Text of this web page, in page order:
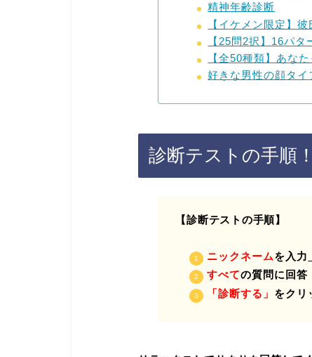
精神年齢診断
【イケメン限定】
【25問2択】16パタ
【全50種類】あな
好きな男性の顔タイ
診断テストの手順！
【診断テストの手順】
ニックネームを入力
すべての質問に回答
「診断する」 をクリ